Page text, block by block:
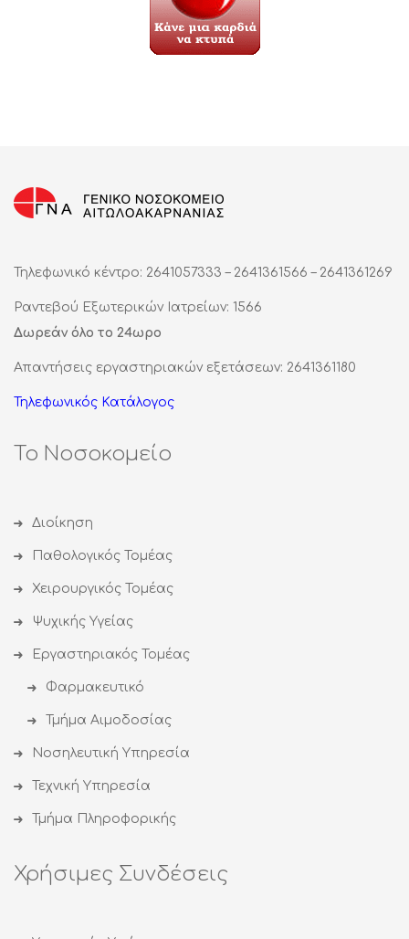
Τηλεφωνικό κέντρο: 2641057333 – 2641361566 – 2641361269
Ραντεβού Εξωτερικών Ιατρείων: 1566
Δωρεάν όλο το 24ωρο
Απαντήσεις εργαστηριακών εξετάσεων: 2641361180
Τηλεφωνικός Κατάλογος
Το Νοσοκομείο
Διοίκηση
Παθολογικός Τομέας
Χειρουργικός Τομέας
Ψυχικής Υγείας
Εργαστηριακός Τομέας
Φαρμακευτικό
Τμήμα Αιμοδοσίας
Νοσηλευτική Υπηρεσία
Τεχνική Υπηρεσία
Τμήμα Πληροφορικής
Χρήσιμες Συνδέσεις